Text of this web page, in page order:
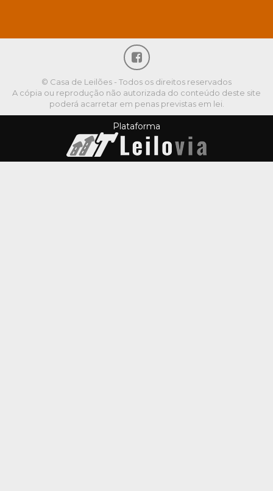
© Casa de Leilões - Todos os direitos reservados
A cópia ou reprodução não autorizada do conteúdo deste site
poderá acarretar em penas previstas em lei.
Plataforma